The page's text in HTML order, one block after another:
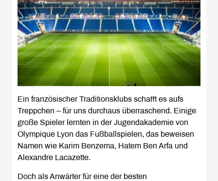
Ein französischer Traditionsklubs schafft es aufs
Treppchen – für uns durchaus überraschend. Einige
große Spieler lernten in der Jugendakademie von
Olympique Lyon das Fußballspielen, das beweisen
Namen wie Karim Benzema, Hatem Ben Arfa und
Alexandre Lacazette.
Doch als Anwärter für eine der besten